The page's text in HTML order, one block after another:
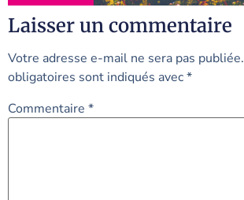
Laisser un commentaire
Votre adresse e-mail ne sera pas publiée.
obligatoires sont indiqués avec*
Commentaire *